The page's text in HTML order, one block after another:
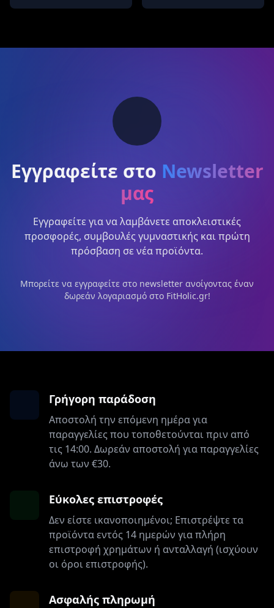
Εγγραφείτε στο Newsletter
μας
Εγγραφείτε για να λαμβάνετε αποκλειστικές
προσφορές, συμβουλές γυμναστικής και πρώτη
πρόσβαση σε νέα προϊόντα.
Μπορείτε να εγγραφείτε στο newsletter ανοίγοντας έναν
δωρεάν λογαριασμό στο FitHolic.gr!
Γρήγορη παράδοση
Αποστολή την επόμενη ημέρα για
παραγγελίες που τοποθετούνται πριν από
τις 14:00. Δωρεάν αποστολή για παραγγελίες
άνω των €30.
Εύκολες επιστροφές
Δεν είστε ικανοποιημένοι; Επιστρέψτε τα
προϊόντα εντός 14 ημερών για πλήρη
επιστροφή χρημάτων ή ανταλλαγή (ισχύουν
οι όροι επιστροφής).
Ασφαλής πληρωμή